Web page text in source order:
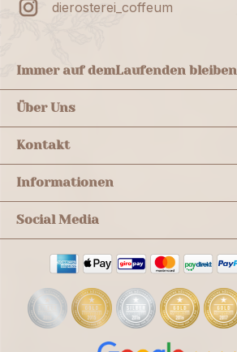
dierosterei_coffeum
Immer auf demLaufenden bleiben
Über Uns
Kontakt
Informationen
Social Media